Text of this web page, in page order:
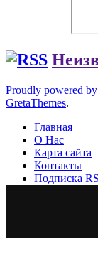
Proudly powered
GretaThemes.
Главная
О Нас
Карта сайта
Контакты
Подписка